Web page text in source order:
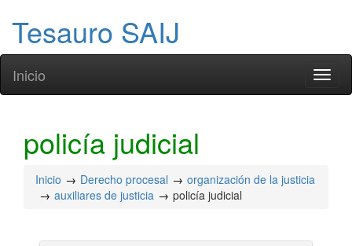
Tesauro SAIJ
Inicio
policía judicial
Inicio Derecho procesal
organización de la justicia
auxiliares de justicia
policía judicial